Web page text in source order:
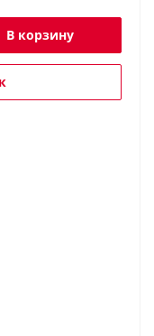
В корзину